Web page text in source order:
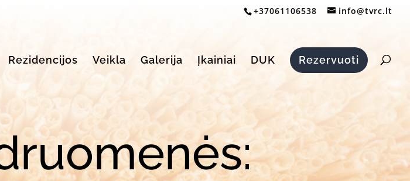
+37061106538 info@tvrc.lt
Rezidencijos Veikla Galerija Įkainiai DUK Rezervuoti